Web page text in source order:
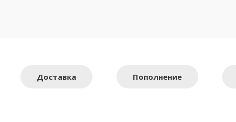
Доставка Пополнение